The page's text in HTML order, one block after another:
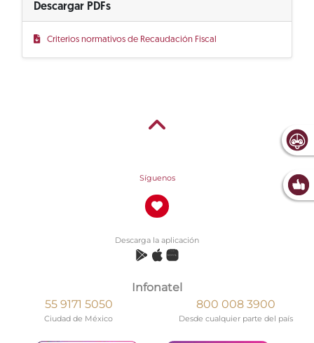
Descargar PDFs
Criterios normativos de Recaudación Fiscal
Síguenos
Descarga la aplicación
Infonatel
55 9171 5050
Ciudad de México
800 008 3900
Desde cualquier parte del país